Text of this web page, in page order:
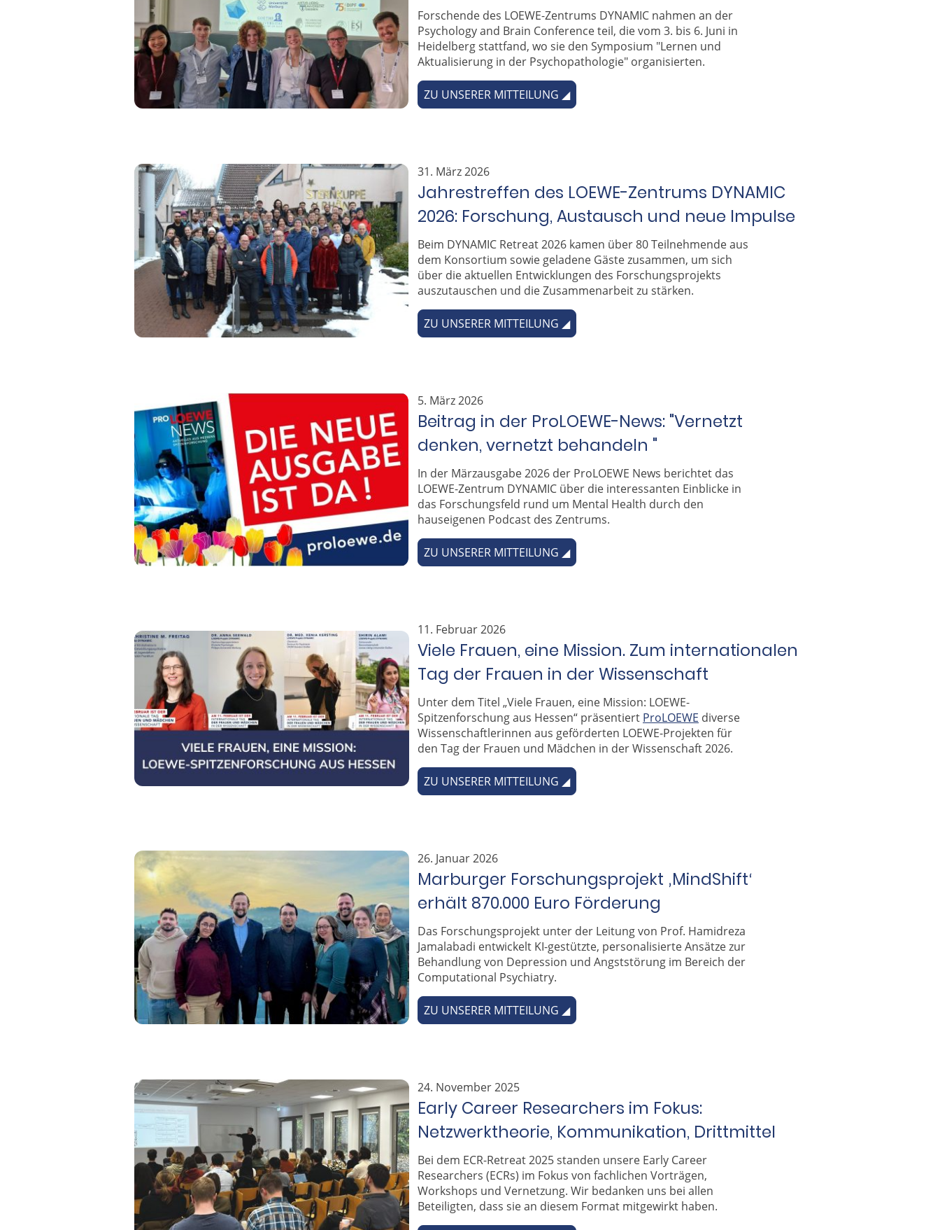
Forschende des LOEWE-Zentrums DYNAMIC nahmen an der
Psychology and Brain Conference teil, die vom 3. bis 6. Juni in
Heidelberg stattfand, wo sie den Symposium "Lernen und
Aktualisierung in der Psychopathologie" organisierten.
ZU UNSERER MITTEILUNG ◢
Jahrestreffen des LOEWE-Zentrums DYNAMIC
2026: Forschung, Austausch und neue Impulse
31. März 2026
Beim DYNAMIC Retreat 2026 kamen über 80 Teilnehmende aus
dem Konsortium sowie geladene Gäste zusammen, um sich
über die aktuellen Entwicklungen des Forschungsprojekts
auszutauschen und die Zusammenarbeit zu stärken.
ZU UNSERER MITTEILUNG ◢
Beitrag in der ProLOEWE-News: "Vernetzt
denken, vernetzt behandeln "
5. März 2026
In der Märzausgabe 2026 der ProLOEWE News berichtet das
LOEWE-Zentrum DYNAMIC über die interessanten Einblicke in
das Forschungsfeld rund um Mental Health durch den
hauseigenen Podcast des Zentrums.
ZU UNSERER MITTEILUNG ◢
Viele Frauen, eine Mission. Zum internationalen
Tag der Frauen in der Wissenschaft
11. Februar 2026
Unter dem Titel „Viele Frauen, eine Mission: LOEWE-
Spitzenforschung aus Hessen“ präsentiert ProLOEWE diverse
Wissenschaftlerinnen aus geförderten LOEWE-Projekten für
den Tag der Frauen und Mädchen in der Wissenschaft 2026.
ZU UNSERER MITTEILUNG ◢
26. Januar 2026
Marburger Forschungsprojekt ‚MindShift‘
erhält 870.000 Euro Förderung
Das Forschungsprojekt unter der Leitung von Prof. Hamidreza
Jamalabadi entwickelt KI-gestützte, personalisierte Ansätze zur
Behandlung von Depression und Angststörung im Bereich der
Computational Psychiatry.
ZU UNSERER MITTEILUNG ◢
24. November 2025
Early Career Researchers im Fokus:
Netzwerktheorie, Kommunikation, Drittmittel
Bei dem ECR-Retreat 2025 standen unsere Early Career
Researchers (ECRs) im Fokus von fachlichen Vorträgen,
Workshops und Vernetzung. Wir bedanken uns bei allen
Beteiligten, dass sie an diesem Format mitgewirkt haben.